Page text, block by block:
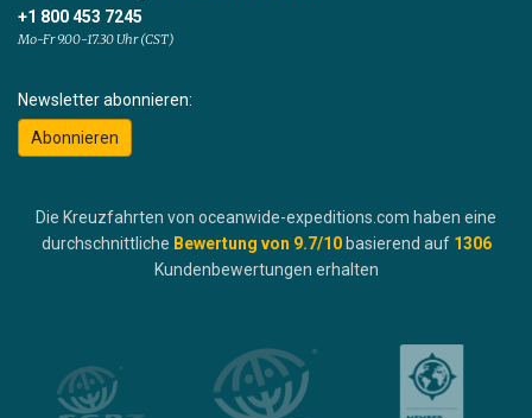
+1 800 453 7245
Mo-Fr 9.00-17.30 Uhr (CST)
Newsletter abonnieren:
Abonnieren
Die Kreuzfahrten von oceanwide-expeditions.com haben eine
durchschnittliche Bewertung von 9.7/10 basierend auf 1306
Kundenbewertungen erhalten